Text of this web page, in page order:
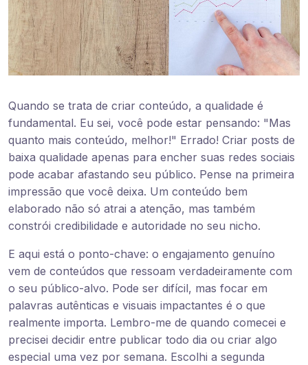
Quando se trata de criar conteúdo, a qualidade é
fundamental. Eu sei, você pode estar pensando: "Mas
quanto mais conteúdo, melhor!" Errado! Criar posts de
baixa qualidade apenas para encher suas redes sociais
pode acabar afastando seu público. Pense na primeira
impressão que você deixa. Um conteúdo bem
elaborado não só atrai a atenção, mas também
constrói credibilidade e autoridade no seu nicho.
E aqui está o ponto-chave: o engajamento genuíno
vem de conteúdos que ressoam verdadeiramente com
o seu público-alvo. Pode ser difícil, mas focar em
palavras autênticas e visuais impactantes é o que
realmente importa. Lembro-me de quando comecei e
precisei decidir entre publicar todo dia ou criar algo
especial uma vez por semana. Escolhi a segunda